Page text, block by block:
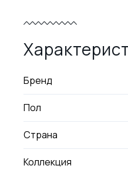
Бренд
Пол
Страна
Коллекция